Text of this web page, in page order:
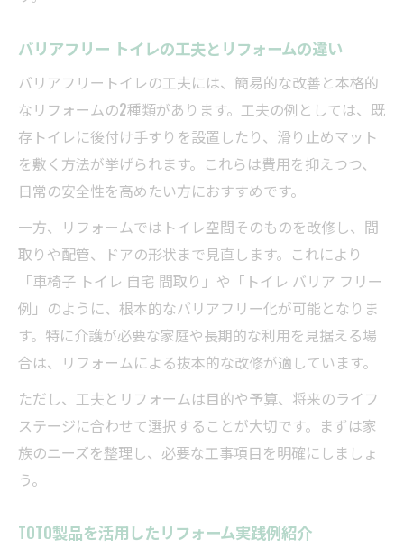
ント
車椅子トイレ自宅改修のバリアフリー事例
将来も安心なトイレリフォーム計画の立て方
リフォームで実現する将来安心のバリアフ
リートイレ
介護を見据えたバリアフリー トイレ計画の
重要性
将来を考えたトイレリフォームのポイント
整理
リフォーム計画で注意すべきバリアフリー
要素
長く快適に使えるバリアフリートイレの選
び方
バリアフリー トイレの工夫とリフォームの違い
バリアフリートイレの工夫には、簡易的な改善と本格的
なリフォームの2種類があります。工夫の例としては、既
存トイレに後付け手すりを設置したり、滑り止めマット
を敷く方法が挙げられます。これらは費用を抑えつつ、
日常の安全性を高めたい方におすすめです。
一方、リフォームではトイレ空間そのものを改修し、間
取りや配管、ドアの形状まで見直します。これにより
「車椅子 トイレ 自宅 間取り」や「トイレ バリア フリー
例」のように、根本的なバリアフリー化が可能となりま
す。特に介護が必要な家庭や長期的な利用を見据える場
合は、リフォームによる抜本的な改修が適しています。
ただし、工夫とリフォームは目的や予算、将来のライフ
ステージに合わせて選択することが大切です。まずは家
族のニーズを整理し、必要な工事項目を明確にしましょ
う。
TOTO製品を活用したリフォーム実践例紹介